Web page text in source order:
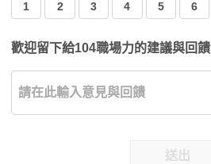
1 2 3 4 5 6
歡迎留下給104職場力的建議與回饋
送出